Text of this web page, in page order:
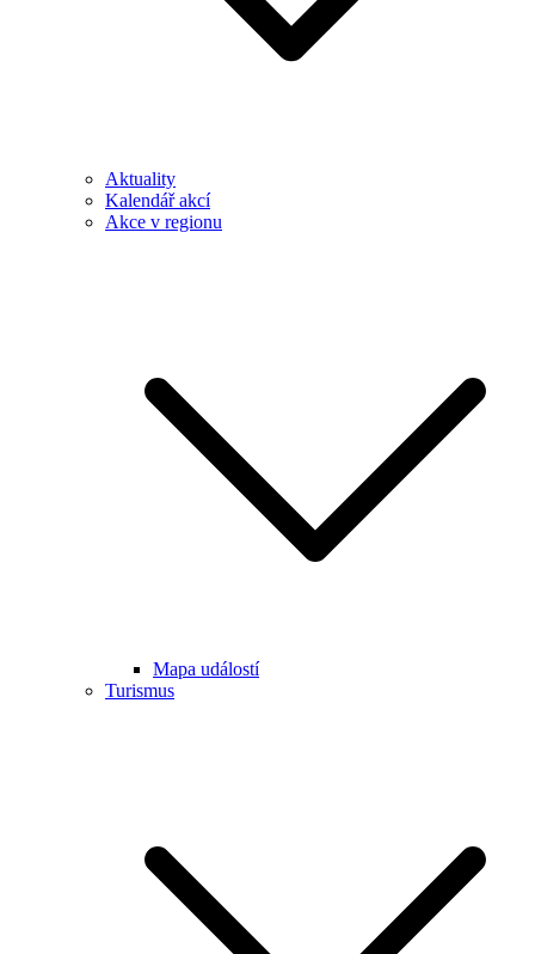
Aktuality
Kalendář akcí
Akce v regionu
Mapa událostí
Turismus